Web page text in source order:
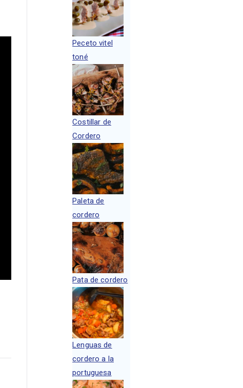
Peceto vitel
toné
Costillar de
Cordero
Paleta de
cordero
Pata de cordero
Lenguas de
cordero a la
portuguesa